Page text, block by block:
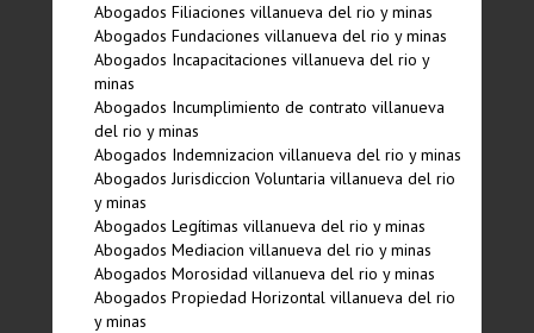
Abogados Filiaciones villanueva del rio y minas
Abogados Fundaciones villanueva del rio y minas
Abogados Incapacitaciones villanueva del rio y
minas
Abogados Incumplimiento de contrato villanueva
del rio y minas
Abogados Indemnizacion villanueva del rio y minas
Abogados Jurisdiccion Voluntaria villanueva del rio
y minas
Abogados Legí­timas villanueva del rio y minas
Abogados Mediacion villanueva del rio y minas
Abogados Morosidad villanueva del rio y minas
Abogados Propiedad Horizontal villanueva del rio
y minas